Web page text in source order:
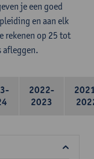
je een goed
en aan elk
rekenen op 25 tot
afleggen.
2022-
2023